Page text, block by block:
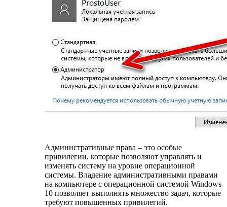
Административные права – это особые
привилегии, которые позволяют управлять и
изменять систему на уровне операционной
системы. Владение административными правами
на компьютере с операционной системой Windows
10 позволяет выполнять множество задач, которые
требуют повышенных привилегий.